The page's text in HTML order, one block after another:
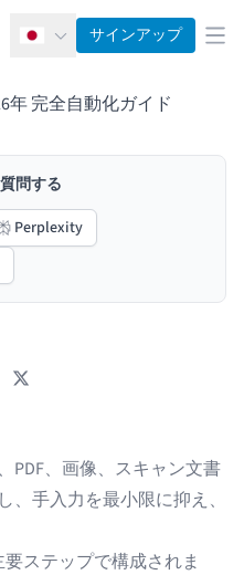
日本語サインアップ メ
年 完全自動化ガイド
問する
Perplexity
Telegram
PDF、画像、スキャン文書
手入力を最小限に抑え、
ステップで構成されま